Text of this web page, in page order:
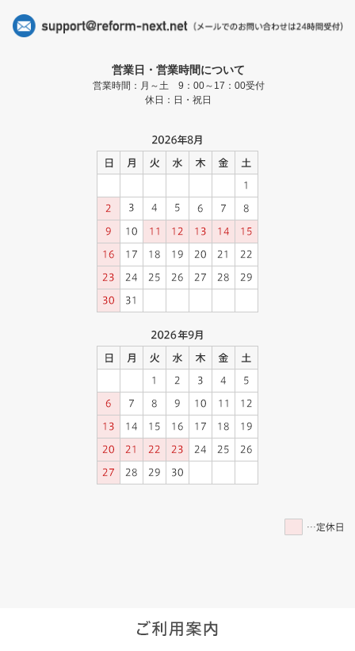
営業日・営業時間について
営業時間：月～土 9：00～17：00受付
休日：日・祝日